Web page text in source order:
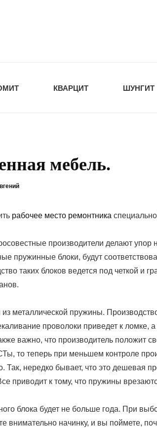
КВАРЦИТ ШУНГИТ
мебель.
рабочее место ремонтника
производители делают упор
пружинные блоки, будут
таких блоков ведется под четкой и
металлической пружины.
проволоки приведет к ломке,
важно, что производитель положит
то теперь при меньшем контроле
Так, нередко бывает, что это дешевая
приводит к тому, что пружины
блока будет не больше года. При
внимательно начинку, и вы поймете,